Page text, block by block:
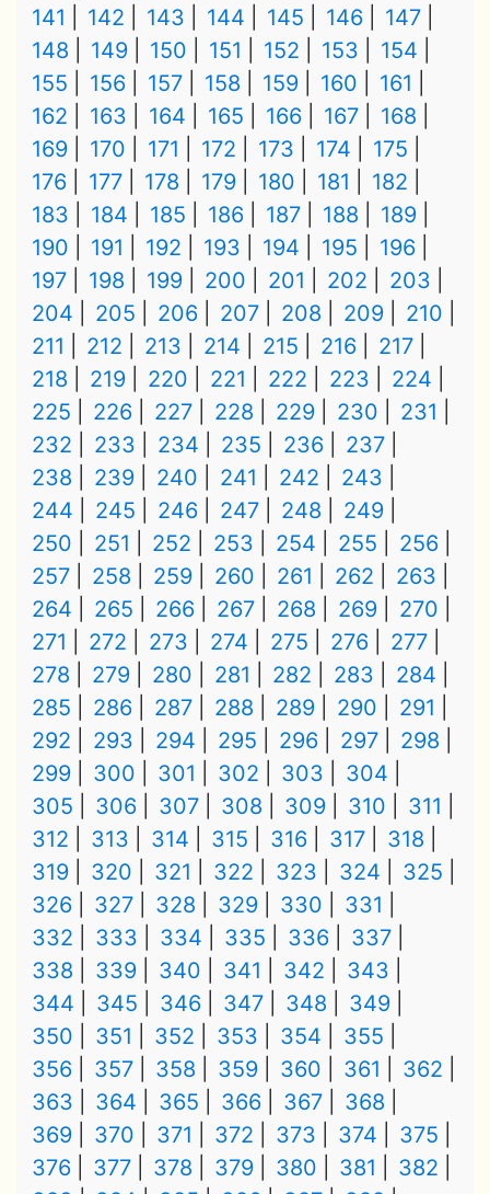
141
142 143 144 145 146
147
148
149 150 151 152 153
154
155
156 157 158 159 160
161
162
163 164 165 166 167
168
169
170 171 172 173 174
175
176
177 178 179 180 181
182
183
184 185 186 187 188
189
190
191 192 193 194 195
196
197
198 199 200 201 202
203
204
205 206 207 208 209
210
211
212 213 214 215 216
217
218
219 220 221 222 223
224
225
226 227 228 229 230
231
232
233 234 235 236
237
238
239 240 241 242
243
244
245 246 247 248
249
250
251 252 253 254 255
256
257
258 259 260 261 262
263
264
265 266 267 268 269
270
271
272 273 274 275 276
277
278
279 280 281 282 283
284
285
286 287 288 289 290
291
292
293 294 295 296 297
298
299
300 301 302 303
304
305
306 307 308 309 310
311
312
313 314 315 316 317
318
319
320 321 322 323 324
325
326
327 328 329 330
331
332
333 334 335 336
337
338
339 340 341 342
343
344
345 346 347 348
349
350
351 352 353 354
355
356
357 358 359 360 361
362
363
364 365 366 367
368
369
370 371 372 373 374
375
376
377 378 379 380 381
382